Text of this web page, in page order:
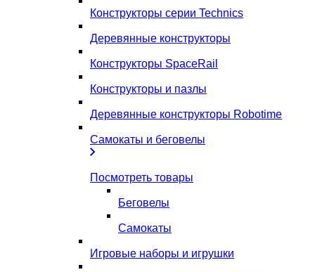
Конструкторы серии Technics
Деревянные конструкторы
Конструкторы SpaceRail
Конструкторы и пазлы
Деревянные конструкторы Robotime
Самокаты и беговелы
Посмотреть товары
Беговелы
Самокаты
Игровые наборы и игрушки